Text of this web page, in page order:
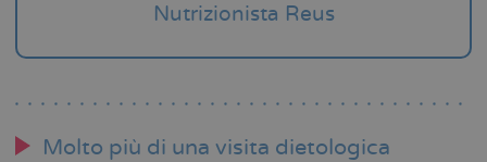
Nutrizionista Reus
Molto più di una visita dietologica